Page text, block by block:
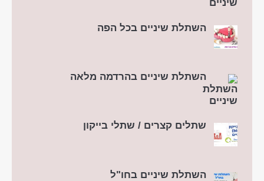
השתלת שיניים בכל הפה
השתלת שיניים בהרדמה מלאה
שתלים קצרים / שתלי בייקון
השתלת שיניים בחו"ל